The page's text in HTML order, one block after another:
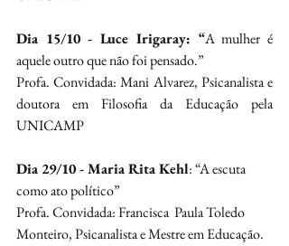
Dia 15/10 - Luce Irigaray: “A mulher é
aquele outro que não foi pensado.”
Profa. Convidada: Mani Alvarez, Psicanalista e
doutora em Filosofia da Educação pela
UNICAMP
Dia 29/10 - Maria Rita Kehl: “A escuta
como ato político”
Profa. Convidada: Francisca  Paula Toledo
Monteiro, Psicanalista e Mestre em Educação.